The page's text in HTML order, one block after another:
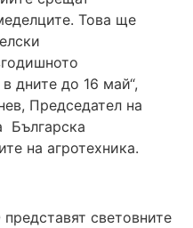
Това ще
дните до 16 май“,
Председател на
Българска
на агротехника.
световните